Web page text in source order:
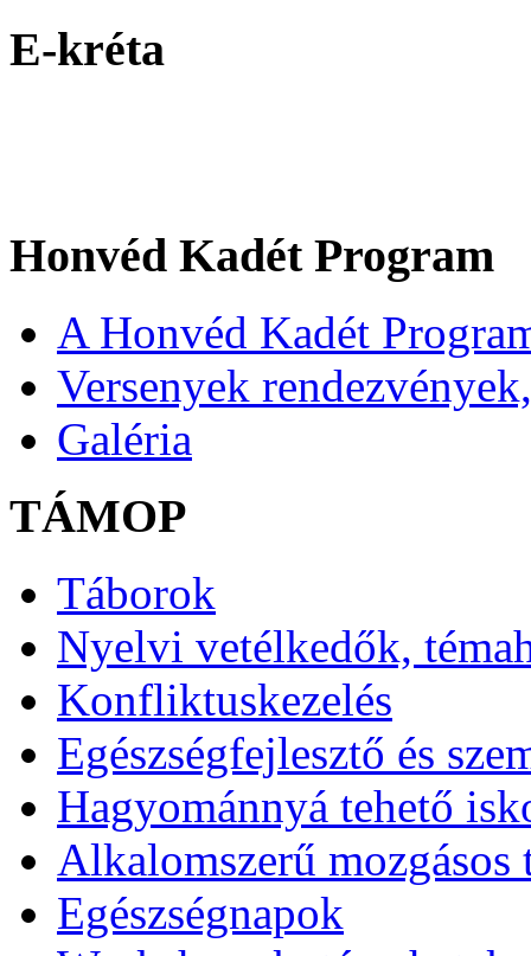
E-kréta
Honvéd Kadét Program
A Honvéd Kadét
Versenyek
Galéria
TÁMOP
Táborok
Nyelvi vetélkedők,
Konfliktuskezelés
Egészségfejlesztő és
Hagyománnyá tehető
Alkalomszerű mozgásos
Egészségnapok